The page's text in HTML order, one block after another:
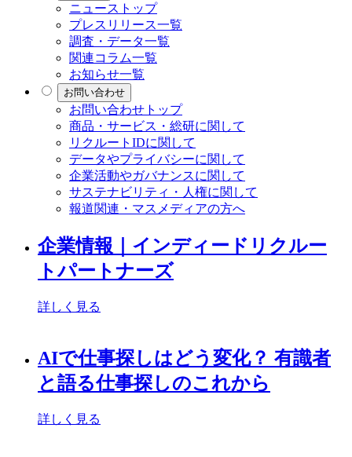
ニューストップ
プレスリリース一覧
調査・データ一覧
関連コラム一覧
お知らせ一覧
お問い合わせ
お問い合わせトップ
商品・サービス・総研に関して
リクルートIDに関して
データやプライバシーに関して
企業活動やガバナンスに関して
サステナビリティ・人権に関して
報道関連・マスメディアの方へ
企業情報｜インディードリクルー
トパートナーズ
詳しく見る
AIで仕事探しはどう変化？ 有識者
と語る仕事探しのこれから
詳しく見る